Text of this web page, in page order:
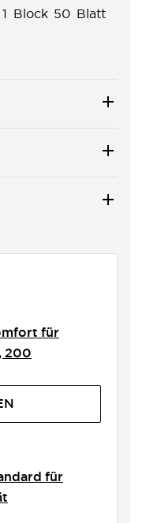
1 Block 50 Blatt
für
200
für